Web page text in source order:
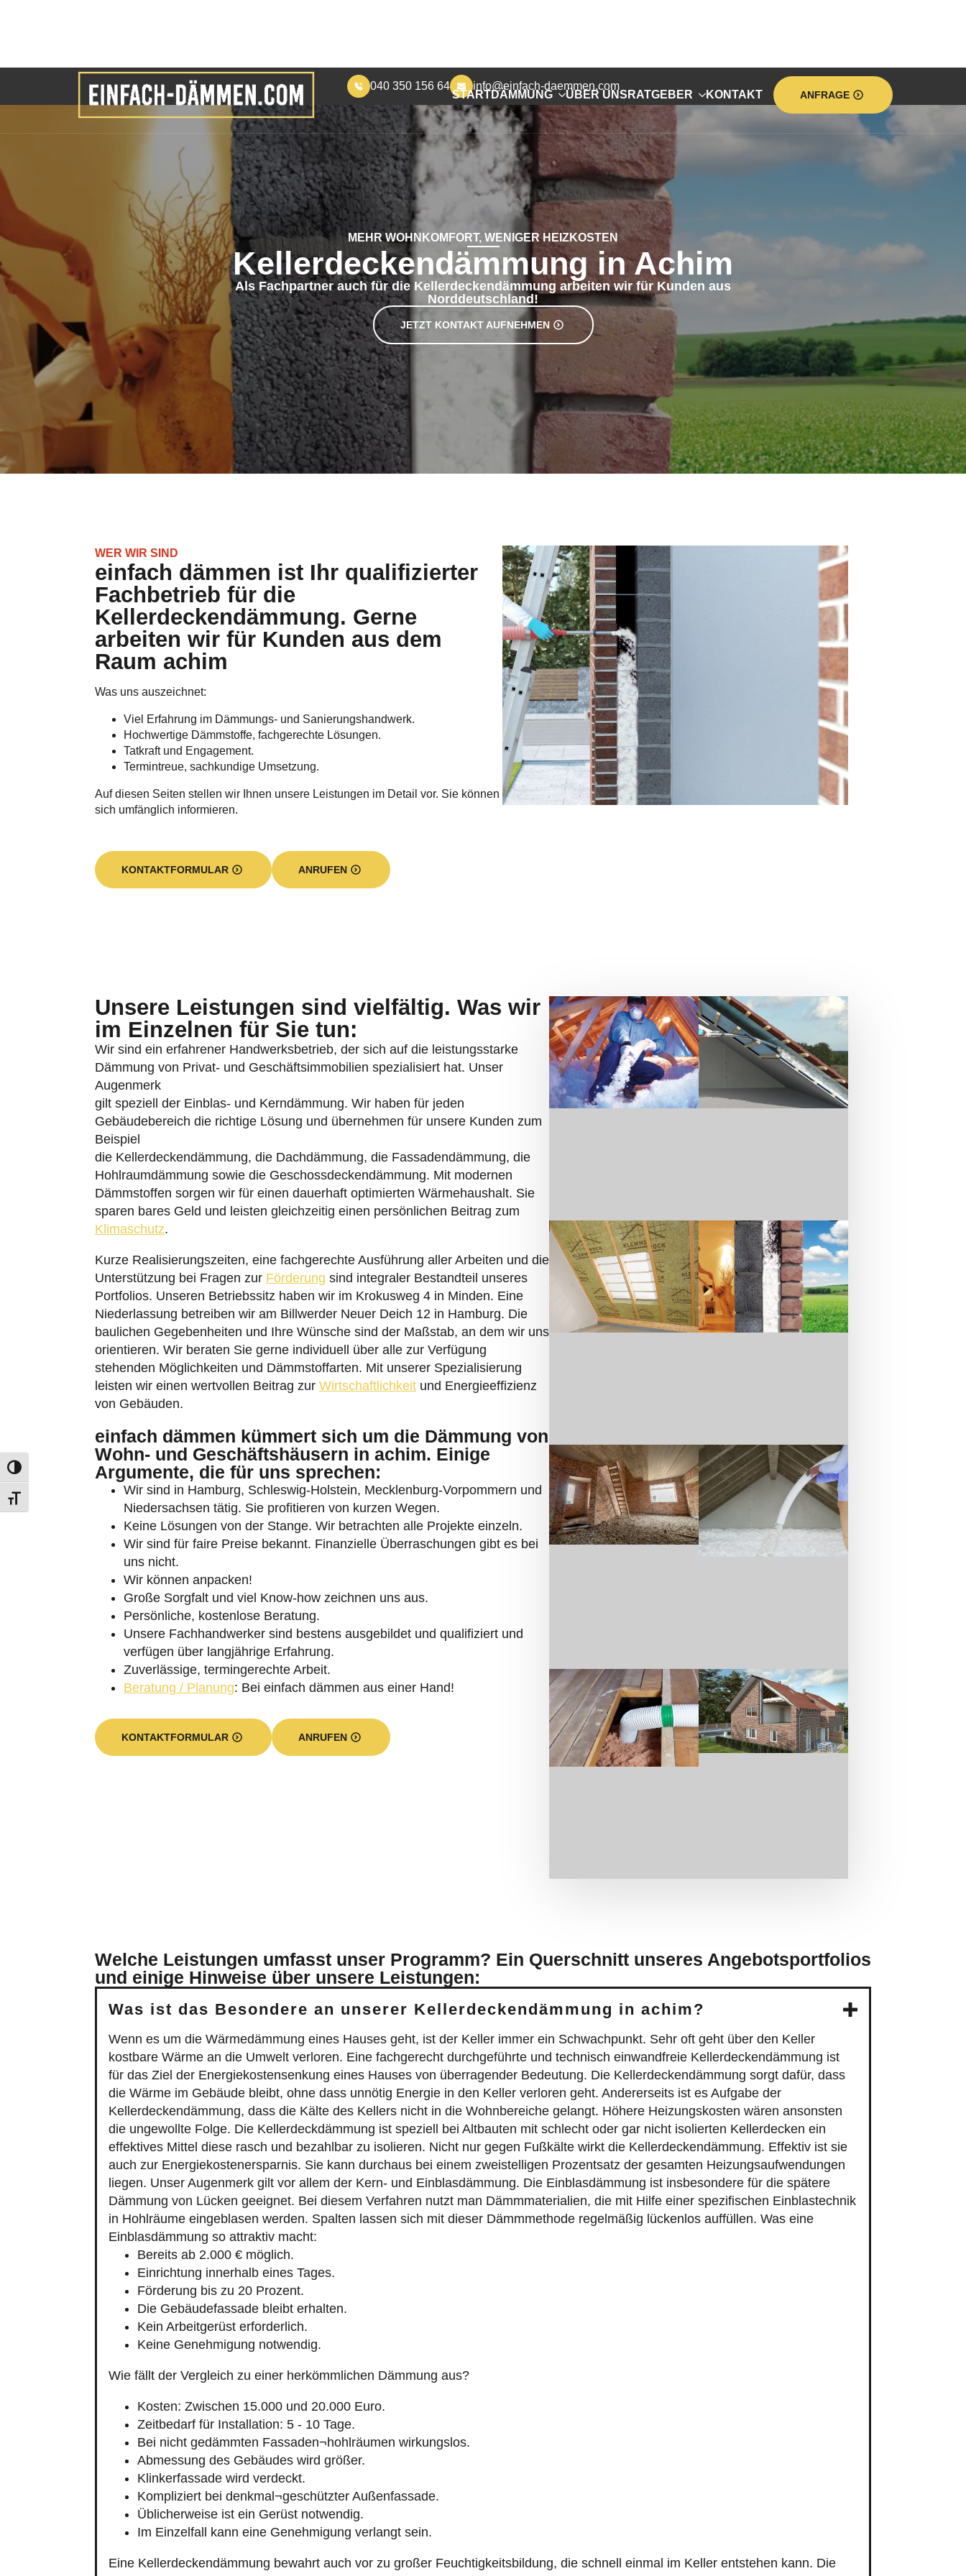
Umschalten auf hohe Kontraste
START ANFRAGE
MEHR WOHNKOMFORT, WENIGER HEIZKOSTEN
Kellerdeckendämmung in Achim
Als Fachpartner auch für die Kellerdeckendämmung arbeiten wir für Kunden aus
Norddeutschland!
JETZT KONTAKT AUFNEHMEN
einfach dämmen ist Ihr qualifizierter
Fachbetrieb für die
Kellerdeckendämmung. Gerne
arbeiten wir für Kunden aus dem
Raum achim
Was uns auszeichnet:
Viel Erfahrung im Dämmungs- und Sanierungshandwerk.
Hochwertige Dämmstoffe, fachgerechte Lösungen.
Tatkraft und Engagement.
Termintreue, sachkundige Umsetzung.
Auf diesen Seiten stellen wir Ihnen unsere Leistungen im Detail vor. Sie können
sich umfänglich informieren.
KONTAKTFORMULAR ANRUFEN
im Einzelnen für Sie tun:
Wir sind ein erfahrener Handwerksbetrieb, der sich auf die leistungsstarke
Dämmung von Privat- und Geschäftsimmobilien spezialisiert hat. Unser
Augenmerk
gilt speziell der Einblas- und Kerndämmung. Wir haben für jeden
Gebäudebereich die richtige Lösung und übernehmen für unsere Kunden zum
Beispiel
die Kellerdeckendämmung, die Dachdämmung, die Fassadendämmung, die
Hohlraumdämmung sowie die Geschossdeckendämmung. Mit modernen
Dämmstoffen sorgen wir für einen dauerhaft optimierten Wärmehaushalt. Sie
sparen bares Geld und leisten gleichzeitig einen persönlichen Beitrag zum
Klimaschutz.
Unterstützung bei Fragen zurFörderungsind integraler Bestandteil unseres
Portfolios. Unseren Betriebssitz haben wir im Krokusweg 4 in Minden. Eine
Niederlassung betreiben wir am Billwerder Neuer Deich 12 in Hamburg. Die
baulichen Gegebenheiten und Ihre Wünsche sind der Maßstab, an dem wir uns
orientieren. Wir beraten Sie gerne individuell über alle zur Verfügung
stehenden Möglichkeiten und Dämmstoffarten. Mit unserer Spezialisierung
leisten wir einen wertvollen Beitrag zurWirtschaftlichkeitund Energieeffizienz
von Gebäuden.
Wohn- und Geschäftshäusern in achim. Einige
Argumente, die für uns sprechen:
Wir sind in Hamburg, Schleswig-Holstein, Mecklenburg-Vorpommern und
Niedersachsen tätig. Sie profitieren von kurzen Wegen.
Keine Lösungen von der Stange. Wir betrachten alle Projekte einzeln.
Wir sind für faire Preise bekannt. Finanzielle Überraschungen gibt es bei
uns nicht.
Wir können anpacken!
Große Sorgfalt und viel Know-how zeichnen uns aus.
Persönliche, kostenlose Beratung.
Unsere Fachhandwerker sind bestens ausgebildet und qualifiziert und
verfügen über langjährige Erfahrung.
Zuverlässige, termingerechte Arbeit.
Beratung / Planung: Bei einfach dämmen aus einer Hand!
KONTAKTFORMULAR ANRUFEN
und einige Hinweise über unsere Leistungen:
Was ist das Besondere an unserer Kellerdeckendämmung in achim?
Wenn es um die Wärmedämmung eines Hauses geht, ist der Keller immer ein Schwachpunkt. Sehr oft geht über den Keller
kostbare Wärme an die Umwelt verloren. Eine fachgerecht durchgeführte und technisch einwandfreie Kellerdeckendämmung ist
für das Ziel der Energiekostensenkung eines Hauses von überragender Bedeutung. Die Kellerdeckendämmung sorgt dafür, dass
die Wärme im Gebäude bleibt, ohne dass unnötig Energie in den Keller verloren geht. Andererseits ist es Aufgabe der
Kellerdeckendämmung, dass die Kälte des Kellers nicht in die Wohnbereiche gelangt. Höhere Heizungskosten wären ansonsten
die ungewollte Folge. Die Kellerdeckdämmung ist speziell bei Altbauten mit schlecht oder gar nicht isolierten Kellerdecken ein
effektives Mittel diese rasch und bezahlbar zu isolieren. Nicht nur gegen Fußkälte wirkt die Kellerdeckendämmung. Effektiv ist sie
auch zur Energiekostenersparnis. Sie kann durchaus bei einem zweistelligen Prozentsatz der gesamten Heizungsaufwendungen
liegen. Unser Augenmerk gilt vor allem der Kern- und Einblasdämmung. Die Einblasdämmung ist insbesondere für die spätere
Dämmung von Lücken geeignet. Bei diesem Verfahren nutzt man Dämmmaterialien, die mit Hilfe einer spezifischen Einblastechnik
in Hohlräume eingeblasen werden. Spalten lassen sich mit dieser Dämmmethode regelmäßig lückenlos auffüllen. Was eine
Einblasdämmung so attraktiv macht:
Bereits ab 2.000 € möglich.
Einrichtung innerhalb eines Tages.
Förderung bis zu 20 Prozent.
Die Gebäudefassade bleibt erhalten.
Kein Arbeitgerüst erforderlich.
Keine Genehmigung notwendig.
Wie fällt der Vergleich zu einer herkömmlichen Dämmung aus?
Kosten: Zwischen 15.000 und 20.000 Euro.
Zeitbedarf für Installation: 5 - 10 Tage.
Bei nicht gedämmten Fassaden¬hohlräumen wirkungslos.
Abmessung des Gebäudes wird größer.
Klinkerfassade wird verdeckt.
Kompliziert bei denkmal¬geschützter Außenfassade.
Üblicherweise ist ein Gerüst notwendig.
Im Einzelfall kann eine Genehmigung verlangt sein.
Eine Kellerdeckendämmung bewahrt auch vor zu großer Feuchtigkeitsbildung, die schnell einmal im Keller entstehen kann. Die
feuchten Kellerdecken und -wände führen häufig zur Bildung von Schimmel. Schimmel kann nicht nur die Bausubstanz stark